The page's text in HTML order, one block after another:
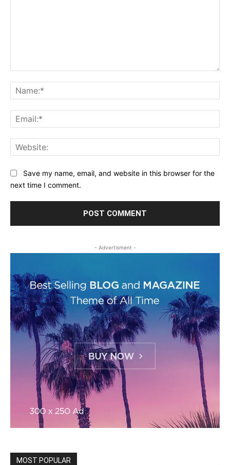
Save my name, email, and website in this browser for the
next time I comment.
- Advertisment -
MOST POPULAR